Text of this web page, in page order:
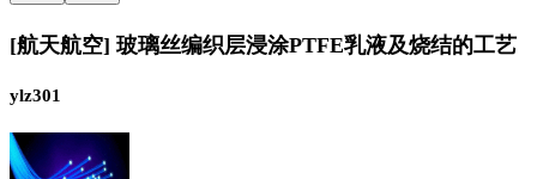
[航天航空] 玻璃丝编织层浸涂PTFE乳液及烧结的工艺
ylz301